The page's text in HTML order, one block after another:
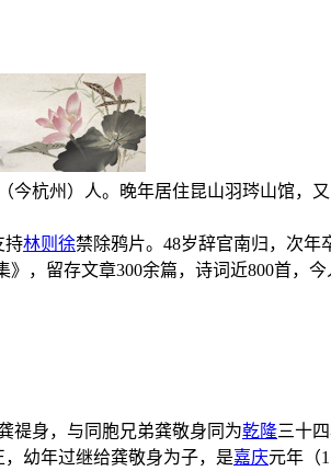
今杭州）人。晚年居住昆山羽琌山馆，
持林则徐禁除鸦片。48岁辞官南归，次年
，留存文章300余篇，诗词近800首，今
禔身，与同胞兄弟龚敬身同为乾隆三十
，幼年过继给龚敬身为子，是嘉庆元年（